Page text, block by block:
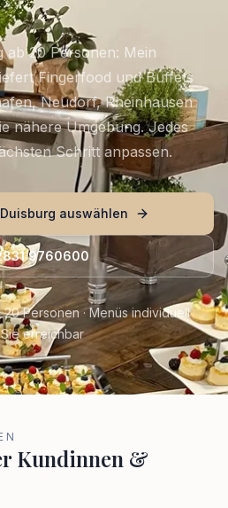
ab 20 Personen: Mein
Fingerfood und Buffets
Neudorf, Rheinhausen
nähere Umgebung. Jedes
Schritt anpassen.
auswählen
9760600
Personen · Menüs individuell
erreichbar
Kundinnen &